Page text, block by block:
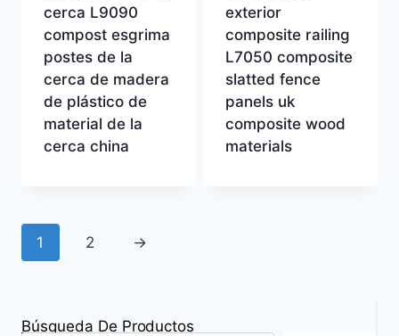
cerca L9090
compost esgrima
postes de la
cerca de madera
de plástico de
material de la
cerca china
exterior
composite railing
L7050 composite
slatted fence
panels uk
composite wood
materials
1 2 →
Búsqueda De Productos